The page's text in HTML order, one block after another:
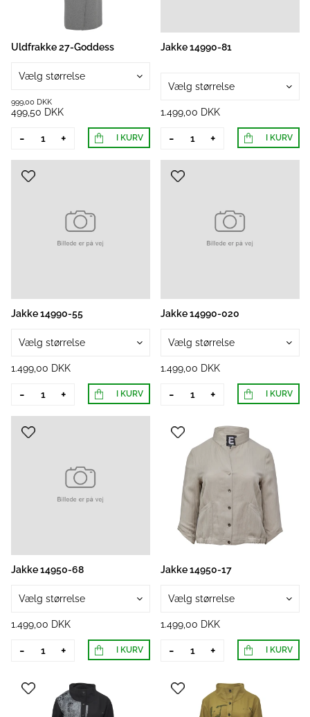
Uldfrakke 27-Goddess
Vælg størrelse
999,00 DKK
499,50 DKK
- + I KURV
Jakke 14990-81
Vælg størrelse
1.499,00 DKK
- + I KURV
Jakke 14990-55
Vælg størrelse
1.499,00 DKK
- + I KURV
Jakke 14990-020
Vælg størrelse
1.499,00 DKK
- + I KURV
Jakke 14950-68
Vælg størrelse
1.499,00 DKK
- + I KURV
Jakke 14950-17
Vælg størrelse
1.499,00 DKK
- + I KURV